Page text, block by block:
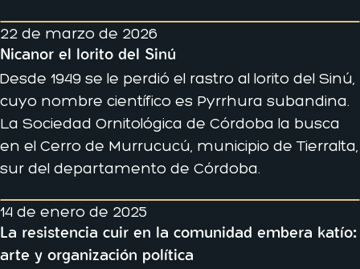
22 de marzo de 2026
Nicanor el lorito del Sinú
Desde 1949 se le perdió el rastro al lorito del Sinú,
cuyo nombre científico es Pyrrhura subandina.
La Sociedad Ornitológica de Córdoba la busca
en el Cerro de Murrucucú, municipio de Tierralta,
sur del departamento de Córdoba.
14 de enero de 2025
La resistencia cuir en la comunidad embera katío:
arte y organización política